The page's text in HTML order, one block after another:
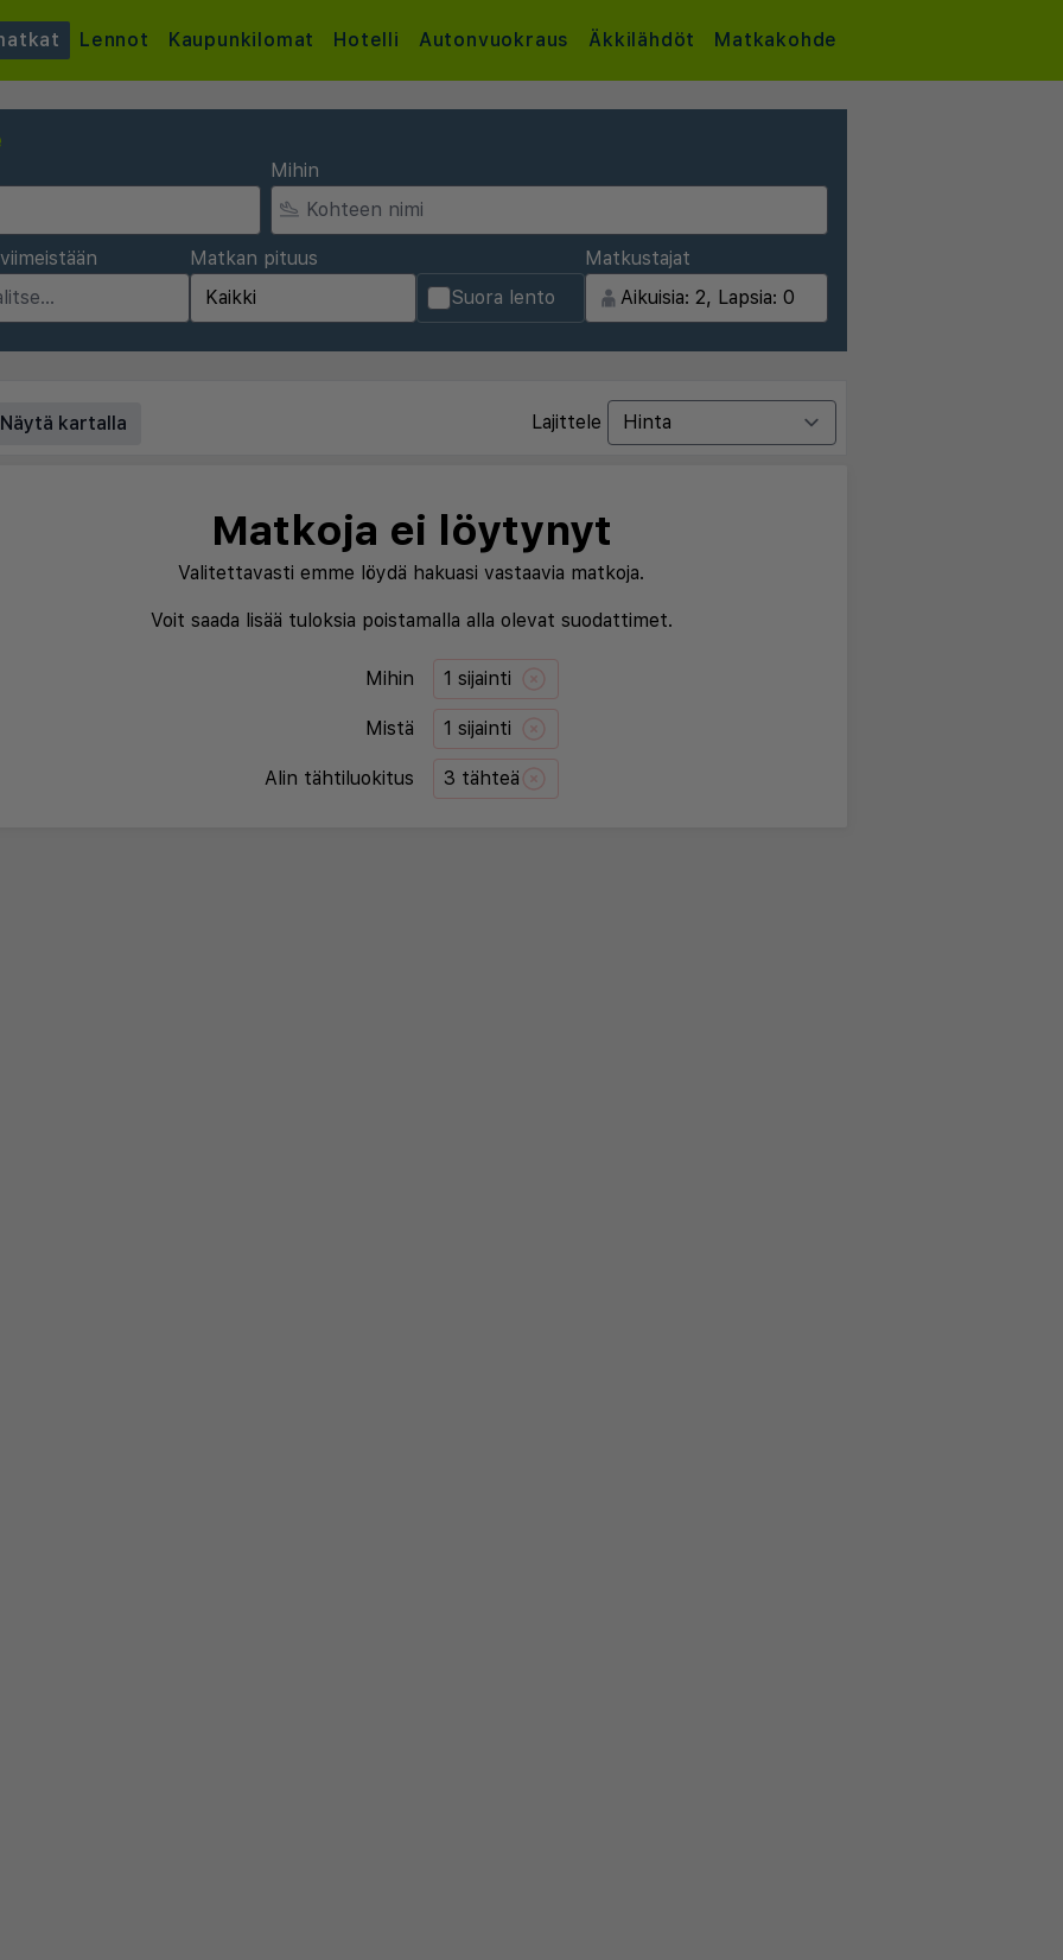
Lennot Kaupunkilomat Hotelli Autonvuokraus Äkkilähdöt Matkakohde
Mihin
Matkan pituus
Suora lento
Matkustajat
Näytä kartalla Lajittele
Matkoja ei löytynyt
Valitettavasti emme löydä hakuasi vastaavia matkoja.
Voit saada lisää tuloksia poistamalla alla olevat suodattimet.
Mihin 1 sijainti
Mistä 1 sijainti
Alin tähtiluokitus 3 tähteä